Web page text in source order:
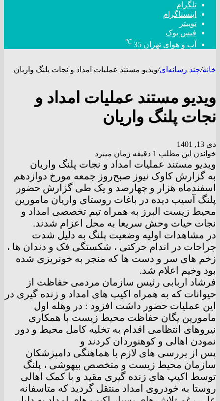
تلگرام
اینستاگرام
توییتر
فیس بوک
آب و هوای تهران 35
℃
خانه/چند رسانه‌ای/ویدیو مستند عملیات امداد و نجات پلنگ واریان
ویدیو مستند عملیات امداد و
نجات پلنگ واریان
دی 13, 1401
خواندن این مطلب 1 دقیقه زمان میبرد
ویدیو مستند عملیات امداد و نجات پلنگ واریان
به گزارش کاوک نیوز صبح‌روز جمعه مورخ دوازدهم
اسفندماه هزار و چهارصد و یک طی گزارش حضور
پلنگ آسیب دیده در باغات روستای واریان مامورین
محیط زیست البرز به همراه تیم تخصصی امداد و
نجات حیات وحش سریعا به محل اعزام شدند.
در مشاهدات اولیه وضعیت پلنگ به دلیل شدت
جراحات در اندام حرکتی ، شکستگی فک و دندان ها ،
زخم های سر و دست ها که منجر به خونریزی شده
بود وخیم اعلام شد.
فرشاد اربابی رئیس سازمان مردمی حفاظت از
حیوانات که به همراه اکیپ های امداد و زنده گیری در
این عملیات حضور داشت افزود : در وهله اول
مامورین یگان حفاظت محیط زیست با همکاری
نیروهای انتظامی اقدام به تخلیه کامل محیط و دور
نمودن اهالی و کوهنوردان کردند و
پس از بررسی های لازم با هماهنگی دامپزشکان
سازمان محیط زیست و متخصص بیهوشی ، پلنگ
توسط اکیپ های زنده گیری مقید و با کمک اهالی
روستا به خودروی امداد منتقل گردید که متاسفانه